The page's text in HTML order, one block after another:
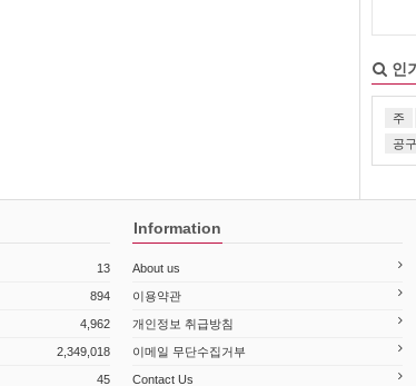
인
주
공구
13
894
4,962
2,349,018
45
Information
About us
이용약관
개인정보 취급방침
이메일 무단수집거부
Contact Us